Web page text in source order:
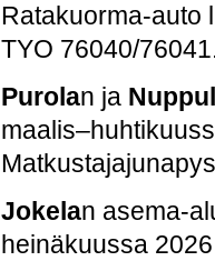
Ratakuorma-auto
TYO 76040/
Purolan ja
Jokelan asema-
heinäkuussa